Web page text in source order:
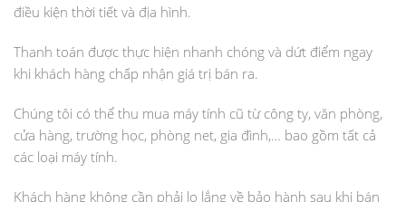
điều kiện thời tiết và địa hình.
Thanh toán được thực hiện nhanh chóng và dứt điểm ngay
khi khách hàng chấp nhận giá trị bán ra.
Chúng tôi có thể thu mua máy tính cũ từ công ty, văn phòng,
cửa hàng, trường học, phòng net, gia đình,… bao gồm tất cả
các loại máy tính.
Khách hàng không cần phải lo lắng về bảo hành sau khi bán